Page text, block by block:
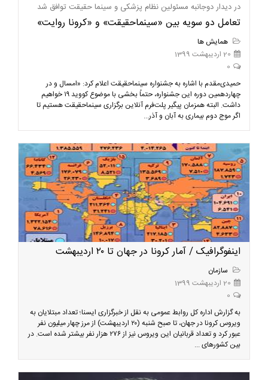
در دیدار دوجانبه مسئولین نظام پزشکی و سینما حقیقت توافق شد
تعامل دو سویه بین «سینماحقیقت» و «کرونا روایت»
همایش ها
20 اردیبهشت 1399
0
حمیدی‌مقدم با اشاره به جشنواره سینماحقیقت اعلام کرد: «امسال و در
چهاردهمین دوره‌ این جشنواره، حتماً بخشی با موضوع کووید ۱۹ خواهیم
داشت. البته همزمان پیگیر پلت‌فرم آنلاین برگزاری سینماحقیقت هستیم تا
اگر موج دوم بیماری به آبان و آذر...
اینفوگرافیک / آمار کرونا در جهان تا ۲۰ اردیبهشت
سازمان
20 اردیبهشت 1399
0
به گزارش اداره کل روابط عمومی به نقل از خبرگزاری ایسنا؛ تعداد مبتلایان به
ویروس کرونا در جهان، تا صبح شنبه (۲۰ اردیبهشت) از مرز چهار میلیون نفر
عبور کرد و تعداد قربانیان این ویروس نیز از ۲۷۶ هزار نفر بیشتر شده است. در
بین کشورهای ...